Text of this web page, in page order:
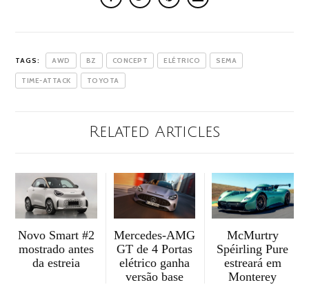
TAGS: AWD BZ CONCEPT ELÉTRICO SEMA
TIME-ATTACK TOYOTA
Related Articles
Novo Smart #2
mostrado antes
da estreia
Mercedes-AMG
GT de 4 Portas
elétrico ganha
versão base
McMurtry
Spéirling Pure
estreará em
Monterey